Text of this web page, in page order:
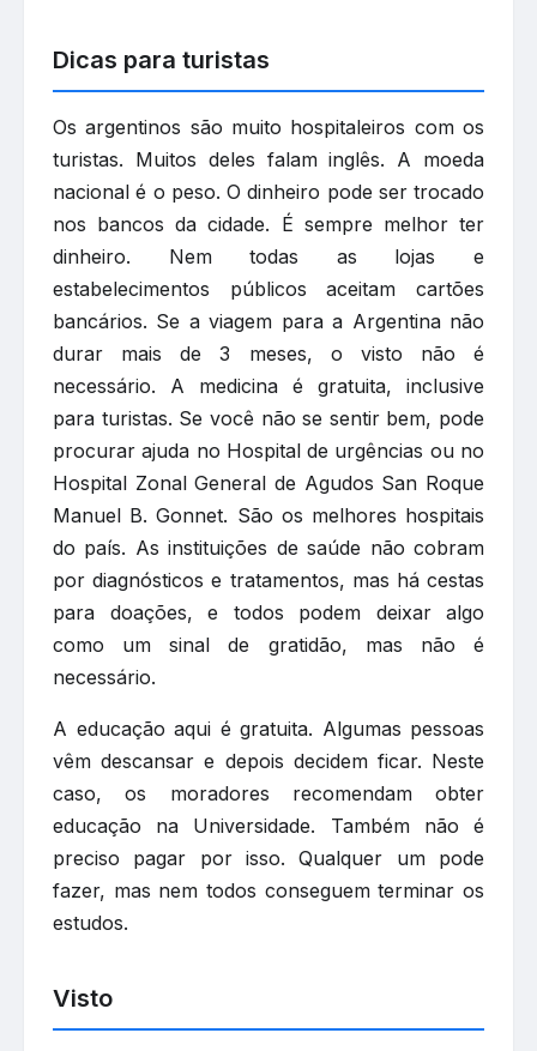
Dicas para turistas
Os argentinos são muito hospitaleiros com os
turistas. Muitos deles falam inglês. A moeda
nacional é o peso. O dinheiro pode ser trocado
nos bancos da cidade. É sempre melhor ter
dinheiro. Nem todas as lojas e
estabelecimentos públicos aceitam cartões
bancários. Se a viagem para a Argentina não
durar mais de 3 meses, o visto não é
necessário. A medicina é gratuita, inclusive
para turistas. Se você não se sentir bem, pode
procurar ajuda no Hospital de urgências ou no
Hospital Zonal General de Agudos San Roque
Manuel B. Gonnet. São os melhores hospitais
do país. As instituições de saúde não cobram
por diagnósticos e tratamentos, mas há cestas
para doações, e todos podem deixar algo
como um sinal de gratidão, mas não é
necessário.
A educação aqui é gratuita. Algumas pessoas
vêm descansar e depois decidem ficar. Neste
caso, os moradores recomendam obter
educação na Universidade. Também não é
preciso pagar por isso. Qualquer um pode
fazer, mas nem todos conseguem terminar os
estudos.
Visto